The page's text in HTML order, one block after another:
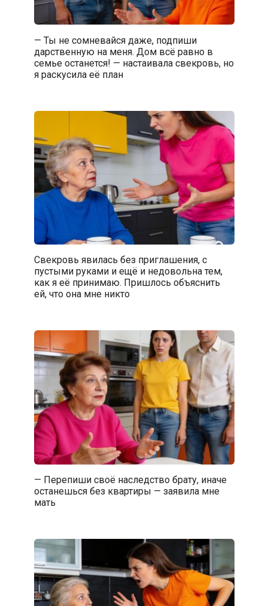
— Ты не сомневайся даже, подпиши
дарственную на меня. Дом всё равно в
семье останется! — настаивала свекровь, но
я раскусила её план
Свекровь явилась без приглашения, с
пустыми руками и ещё и недовольна тем,
как я её принимаю. Пришлось объяснить
ей, что она мне никто
— Перепиши своё наследство брату, иначе
останешься без квартиры — заявила мне
мать